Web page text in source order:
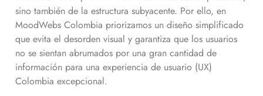
sino también de la estructura subyacente. Por ello, en
MoodWebs Colombia priorizamos un diseño simplificado
que evita el desorden visual y garantiza que los usuarios
no se sientan abrumados por una gran cantidad de
información para una experiencia de usuario (UX)
Colombia excepcional.